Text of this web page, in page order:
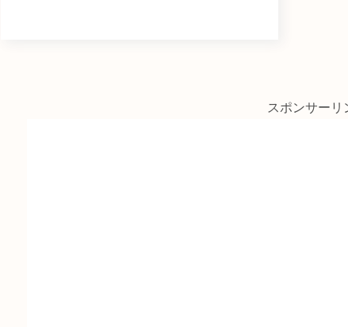
スポンサーリ